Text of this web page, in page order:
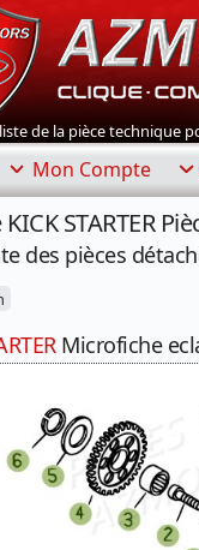
de la pièce technique
Mon Compte
STARTER
des pièces
Microfiche